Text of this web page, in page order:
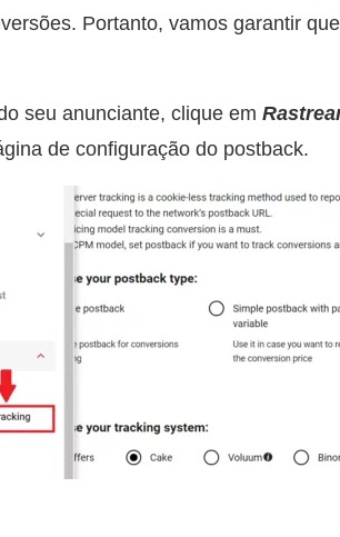
Portanto, vamos garantir
seu anunciante, clique em
de configuração do postback.